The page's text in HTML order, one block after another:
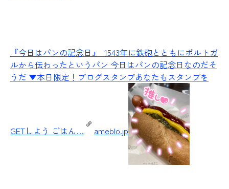
『今日はパンの記念日』
1543年に鉄砲とともにポルトガ
ルから伝わったというパン 今日はパンの記念日なのだそ
うだ ▼本日限定！ブログスタンプあなたもスタンプを
GETしよう ごはん… ameblo.jp